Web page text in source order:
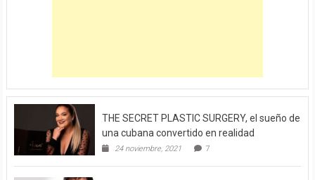
THE SECRET PLASTIC SURGERY, el sueño de
una cubana convertido en realidad
24 noviembre, 2021 7